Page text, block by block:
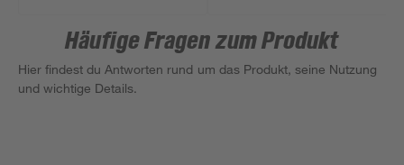
Häufige Fragen zum Produkt
Hier findest du Antworten rund um das Produkt, seine Nutzung
und wichtige Details.